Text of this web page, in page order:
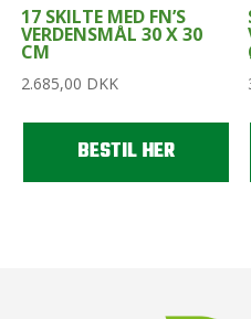
17 SKILTE MED FN’S
VERDENSMÅL 30 X 30
CM
2.685,00 DKK
BESTIL HER